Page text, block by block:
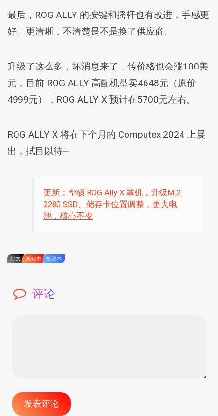
最后，ROG ALLY 的按键和摇杆也有改进，手感更
好、更清晰，不清楚是不是换了供应商。
升级了这么多，坏消息来了，传价格也会涨100美
元，目前 ROG ALLY 高配机型卖4648元（原价
4999元），ROG ALLY X 预计在5700元左右。
ROG ALLY X 将在下个月的 Computex 2024 上展
出，拭目以待~
更新：华硕 ROG Ally X 掌机，升级M.2
2280 SSD、储存卡位置调整，更大电
池，核心不变
好文 游戏本 笔记本
评论